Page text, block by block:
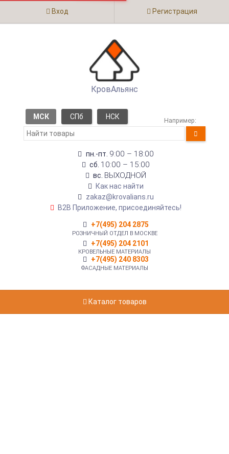
Вход Регистрация
КровАльянс
МСК СПб НСК Например:
пн.-пт. 9:00 – 18:00
сб. 10:00 – 15:00
вс. ВЫХОДНОЙ
Как нас найти
zakaz@krovalians.ru
B2B Приложение, присоединяйтесь!
+7(495) 204 2875
РОЗНИЧНЫЙ ОТДЕЛ В МОСКВЕ
+7(495) 204 2101
КРОВЕЛЬНЫЕ МАТЕРИАЛЫ
+7(495) 240 8303
ФАСАДНЫЕ МАТЕРИАЛЫ
Каталог товаров